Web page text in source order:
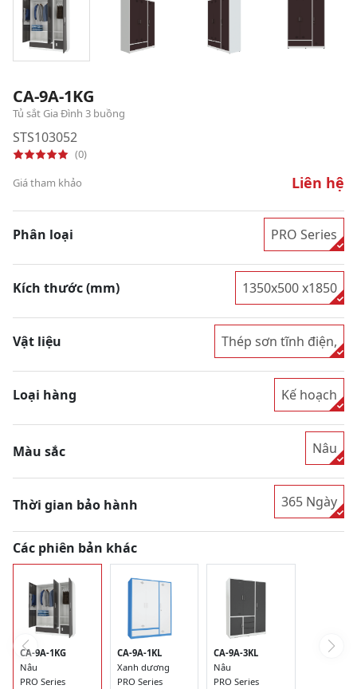
CA-9A-1KG
Tủ sắt Gia Đình 3 buồng
STS103052
(0)
Giá tham khảo
Liên hệ
Phân loại PRO Series
Kích thước (mm) 1350x500 x1850
Vật liệu Thép sơn tĩnh điện,
Loại hàng Kế hoạch
Màu sắc Nâu
Thời gian bảo hành 365 Ngày
Các phiên bản khác
CA-9A-1KG
Nâu
PRO Series
CA-9A-1KL
Xanh dương
PRO Series
CA-9A-3KL
Nâu
PRO Series